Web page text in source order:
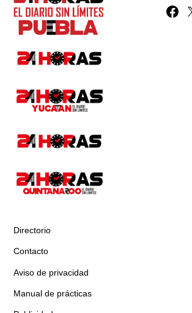
Directorio
Contacto
Aviso de privacidad
Manual de prácticas